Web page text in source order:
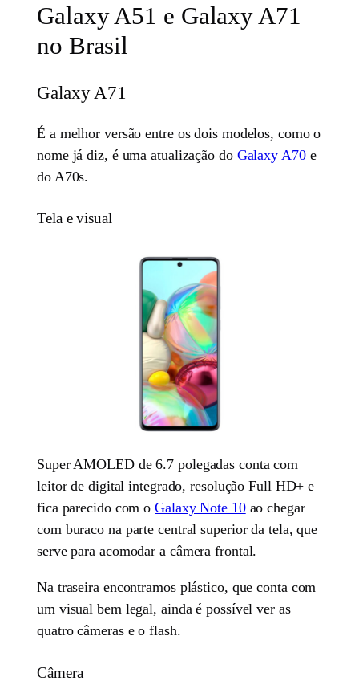
Galaxy A51 e Galaxy A71
no Brasil
Galaxy A71
É a melhor versão entre os dois modelos, como o
nome já diz, é uma atualização do Galaxy A70e
do A70s.
Tela e visual
Super AMOLED de 6.7 polegadas conta com
leitor de digital integrado, resolução Full HD+ e
fica parecido com oGalaxy Note 10ao chegar
com buraco na parte central superior da tela, que
serve para acomodar a câmera frontal.
Na traseira encontramos plástico, que conta com
um visual bem legal, ainda é possível ver as
quatro câmeras e o flash.
Câmera